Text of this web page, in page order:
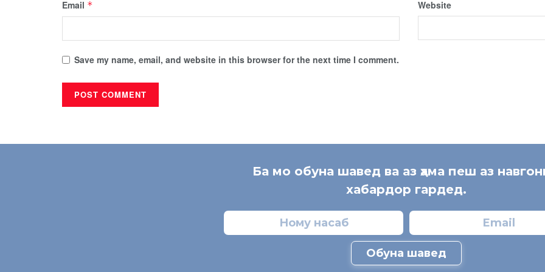
Email * Website
Save my name, email, and website in this browser for the next time I comment.
Ба мо обуна шавед ва аз ҳама пеш аз
хабардор гардед.
Обуна шавед